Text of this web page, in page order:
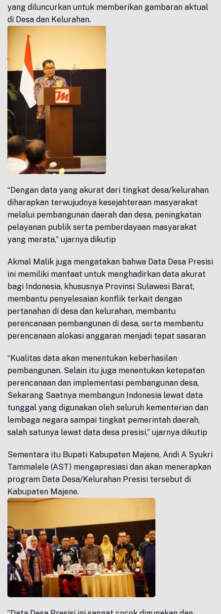
yang diluncurkan untuk memberikan gambaran aktual
di Desa dan Kelurahan.
“Dengan data yang akurat dari tingkat desa/kelurahan
diharapkan terwujudnya kesejahteraan masyarakat
melalui pembangunan daerah dan desa, peningkatan
pelayanan publik serta pemberdayaan masyarakat
yang merata,” ujarnya dikutip
Akmal Malik juga mengatakan bahwa Data Desa Presisi
ini memiliki manfaat untuk menghadirkan data akurat
bagi Indonesia, khususnya Provinsi Sulawesi Barat,
membantu penyelesaian konflik terkait dengan
pertanahan di desa dan kelurahan, membantu
perencanaan pembangunan di desa, serta membantu
perencanaan alokasi anggaran menjadi tepat sasaran
“Kualitas data akan menentukan keberhasilan
pembangunan. Selain itu juga menentukan ketepatan
perencanaan dan implementasi pembangunan desa,
Sekarang Saatnya membangun Indonesia lewat data
tunggal yang digunakan oleh seluruh kementerian dan
lembaga negara sampai tingkat pemerintah daerah,
salah satunya lewat data desa presisi,” ujarnya dikutip
Sementara itu Bupati Kabupaten Majene, Andi A Syukri
Tammalele (AST) mengapresiasi dan akan menerapkan
program Data Desa/Kelurahan Presisi tersebut di
Kabupaten Majene.